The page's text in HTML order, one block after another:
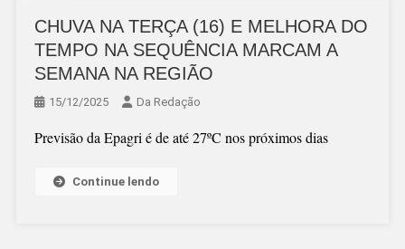
CHUVA NA TERÇA (16) E MELHORA DO
TEMPO NA SEQUÊNCIA MARCAM A
SEMANA NA REGIÃO
15/12/2025 Da Redação
Previsão da Epagri é de até 27ºC nos próximos dias
Continue lendo